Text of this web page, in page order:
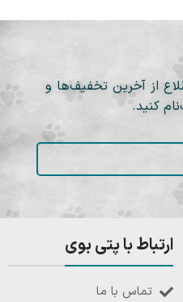
از آخرین تخفیف‌ها و
کنید.
ارتباط با پتی بوی
تماس با ما